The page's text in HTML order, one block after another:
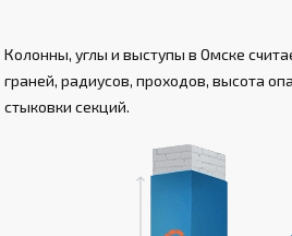
Колонны, углы и выступы в Омске
граней, радиусов, проходов, высота
стыковки секций.